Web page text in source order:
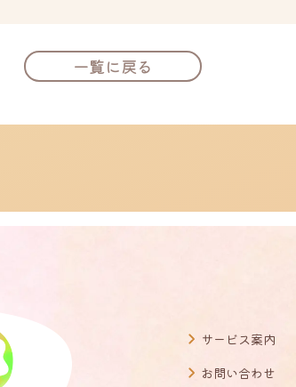
一覧に戻る
ゲ
サービス案内
お問い合わせ